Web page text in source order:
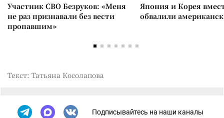
Участник СВО Безруков: «Меня
не раз признавали без вести
пропавшим»
Япония и Корея
обвалили
Текст: Татьяна Косолапова
Подписывайтесь на наши каналы